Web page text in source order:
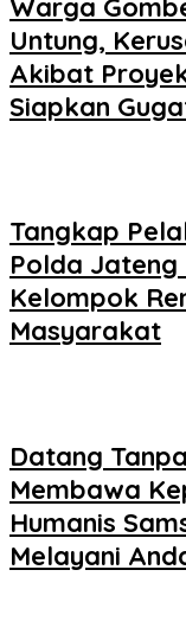
Warga
Untung,
Akibat
Siapkan
Tangkap
Polda Jateng
Kelompok
Masyarakat
Datang
Membawa
Humanis
Melayani